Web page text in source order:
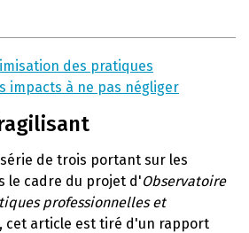
des pratiques
impacts à ne pas négliger
de trois portant sur les
le cadre du projet d'Observatoire
professionnelles et
, cet article est tiré d'un rapport